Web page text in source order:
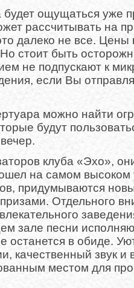
ощущаться уже
рассчитывать на
далеко не все. Цены
стоит быть
не подпускают к
если Вы
можно найти
будут
клуба «Эхо»,
на самом
придумываются
Отдельного
зале песни
останется в обиде.
качественный звук и
местом для